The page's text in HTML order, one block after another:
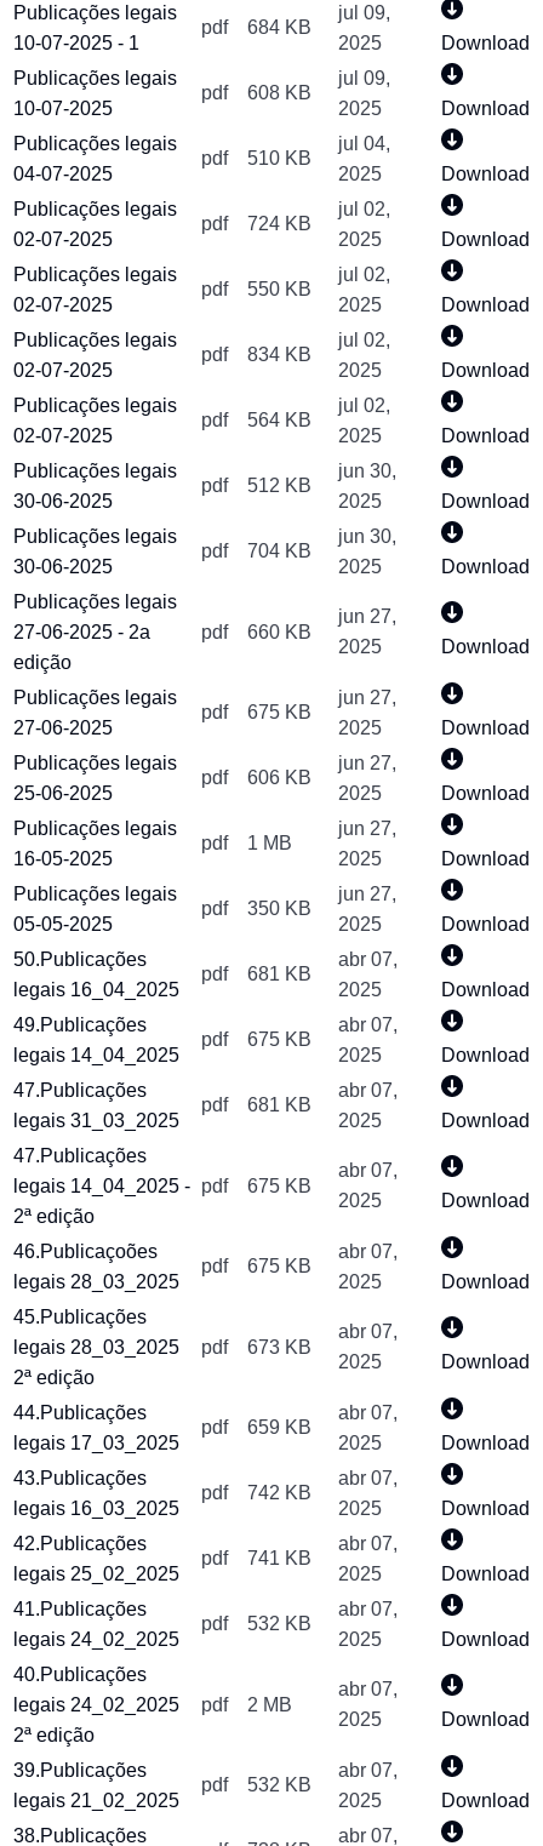
Publicações legais
10-07-2025 - 1
pdf 684 KB
jul 09,
2025
Download
Publicações legais
10-07-2025
pdf 608 KB
jul 09,
2025
Download
Publicações legais
04-07-2025
pdf 510 KB
jul 04,
2025
Download
Publicações legais
02-07-2025
pdf 724 KB
jul 02,
2025
Download
Publicações legais
02-07-2025
pdf 550 KB
jul 02,
2025
Download
Publicações legais
02-07-2025
pdf 834 KB
jul 02,
2025
Download
Publicações legais
02-07-2025
pdf 564 KB
jul 02,
2025
Download
Publicações legais
30-06-2025
pdf 512 KB
jun 30,
2025
Download
Publicações legais
30-06-2025
pdf 704 KB
jun 30,
2025
Download
Publicações legais
27-06-2025 - 2a
edição
pdf 660 KB
jun 27,
2025
Download
Publicações legais
27-06-2025
pdf 675 KB
jun 27,
2025
Download
Publicações legais
25-06-2025
pdf 606 KB
jun 27,
2025
Download
Publicações legais
16-05-2025
pdf 1 MB
jun 27,
2025
Download
Publicações legais
05-05-2025
pdf 350 KB
jun 27,
2025
Download
50.Publicações
legais 16_04_2025
pdf 681 KB
abr 07,
2025
Download
49.Publicações
legais 14_04_2025
pdf 675 KB
abr 07,
2025
Download
47.Publicações
legais 31_03_2025
pdf 681 KB
abr 07,
2025
Download
47.Publicações
legais 14_04_2025 -
2ª edição
pdf 675 KB
abr 07,
2025
Download
46.Publicaçoões
legais 28_03_2025
pdf 675 KB
abr 07,
2025
Download
45.Publicações
legais 28_03_2025
2ª edição
pdf 673 KB
abr 07,
2025
Download
44.Publicações
legais 17_03_2025
pdf 659 KB
abr 07,
2025
Download
43.Publicações
legais 16_03_2025
pdf 742 KB
abr 07,
2025
Download
42.Publicações
legais 25_02_2025
pdf 741 KB
abr 07,
2025
Download
41.Publicações
legais 24_02_2025
pdf 532 KB
abr 07,
2025
Download
40.Publicações
legais 24_02_2025
2ª edição
pdf 2 MB
abr 07,
2025
Download
39.Publicações
legais 21_02_2025
pdf 532 KB
abr 07,
2025
Download
38.Publicações
abr 07,